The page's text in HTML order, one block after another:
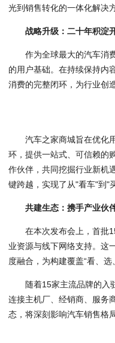
光到销售转化的一体化解决
战略升级：二十年积淀
作为全球最大的汽车消
的用户基础。在持续保持
消费的完整闭环，为行业创
汽车之家商城旨在优化
环，提供一站式、可信赖的
作伙伴，共同挖掘行业新机
键跨越，实现了从"看车"到"
共建生态：携手产业伙
在本次发布会上，首批
业资源与线下网络支持。这
度融合，为构建覆盖“看、
随着15家主流品牌的入
连接主机厂、经销商、服务
态，将深刻影响汽车销售格局